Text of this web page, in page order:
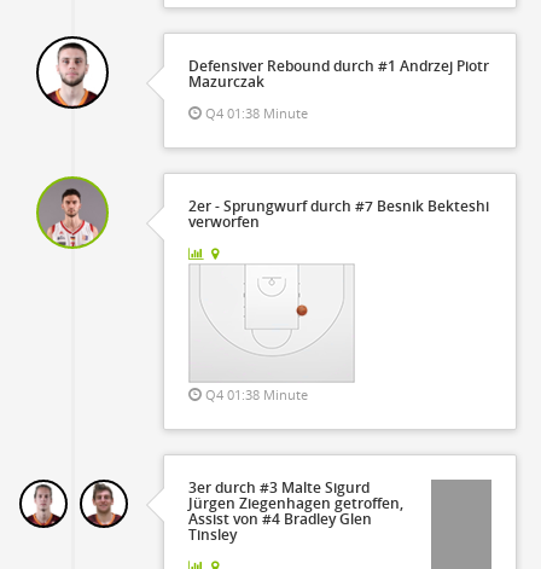
Defensiver Rebound durch #1 Andrzej Piotr
Mazurczak
Q4 01:38 Minute
2er - Sprungwurf durch #7 Besnik Bekteshi
verworfen
Q4 01:38 Minute
3er durch #3 Malte Sigurd
Jürgen Ziegenhagen getroffen,
Assist von #4 Bradley Glen
Tinsley